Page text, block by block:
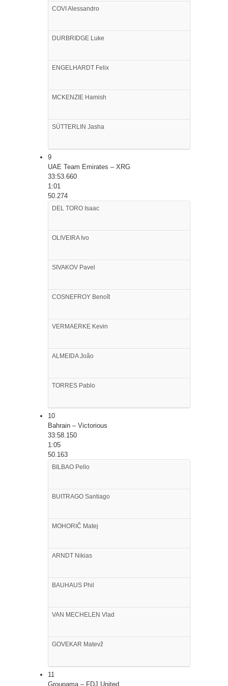
COVI Alessandro
DURBRIDGE Luke
ENGELHARDT Felix
MCKENZIE Hamish
SÜTTERLIN Jasha
9
UAE Team Emirates – XRG
33:53.660
1:01
50.274
DEL TORO Isaac
OLIVEIRAIvo
SIVAKOV Pavel
COSNEFROY Benoît
VERMAERKE Kevin
ALMEIDAJoão
TORRES Pablo
10
Bahrain – Victorious
33:58.150
1:05
50.163
BILBAO Pello
BUITRAGO Santiago
MOHORIČ Matej
ARNDT Nikias
BAUHAUS Phil
VAN MECHELEN Vlad
GOVEKAR Matevž
11
Groupama – FDJ United